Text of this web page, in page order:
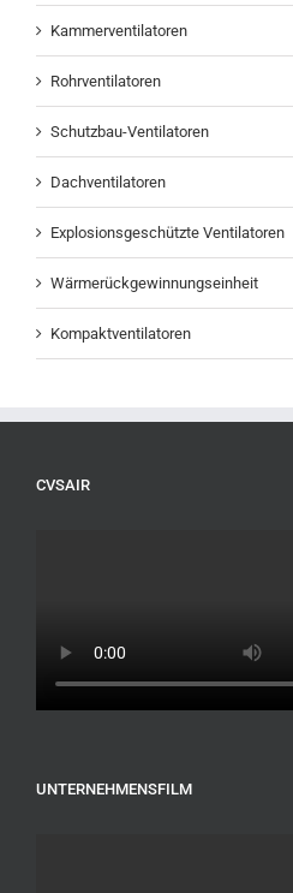
Kammerventilatoren
Rohrventilatoren
Schutzbau-Ventilatoren
Dachventilatoren
Explosionsgeschützte Ventilatoren
Wärmerückgewinnungseinheit
Kompaktventilatoren
CVSAIR
UNTERNEHMENSFILM